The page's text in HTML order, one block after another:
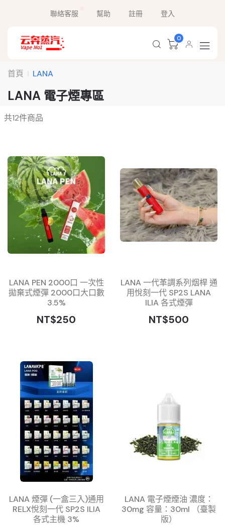
聯絡客服 幫助 註冊 登入
0
首頁 LANA
LANA 電子煙專區
共12件商品
LANA PEN 2000口 一次性
拋棄式煙彈 2000口大口數
3.5%
NT$250
LANA 一代革調系列烟桿 通
用悅刻一代 SP2S LANA
ILIA 各式煙彈
NT$500
LANA 煙彈 (一盒三入)通用
RELX悅刻一代 SP2S ILIA
各式主機 3%
LANA 電子煙煙油 濃度：
30mg 容量：30ml （臺製
版）